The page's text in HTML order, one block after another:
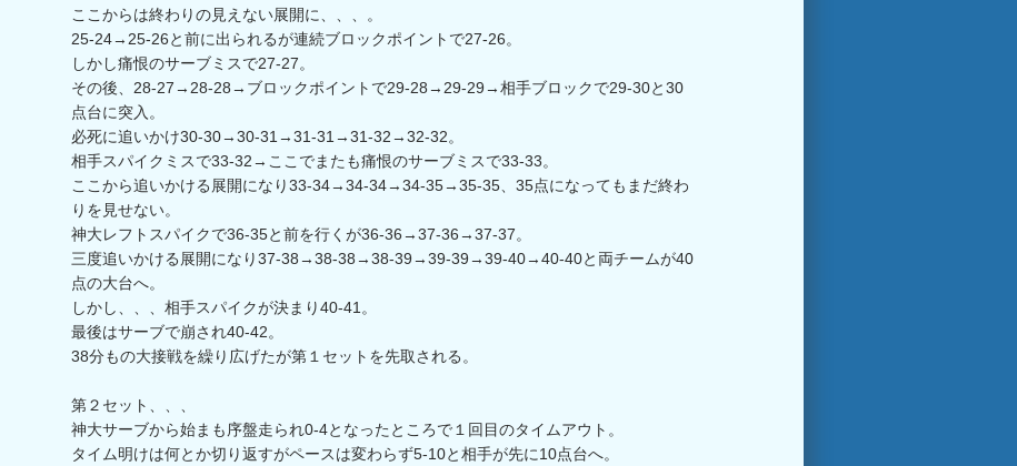
ここからは終わりの見えない展開に、、、。
25-24→25-26と前に出られるが連続ブロックポイントで27-26。
しかし痛恨のサーブミスで27-27。
その後、28-27→28-28→ブロックポイントで29-28→29-29→相手ブロックで29-30と30
点台に突入。
必死に追いかけ30-30→30-31→31-31→31-32→32-32。
相手スパイクミスで33-32→ここでまたも痛恨のサーブミスで33-33。
ここから追いかける展開になり33-34→34-34→34-35→35-35、35点になってもまだ終わ
りを見せない。
神大レフトスパイクで36-35と前を行くが36-36→37-36→37-37。
三度追いかける展開になり37-38→38-38→38-39→39-39→39-40→40-40と両チームが40
点の大台へ。
しかし、、、相手スパイクが決まり40-41。
最後はサーブで崩され40-42。
38分もの大接戦を繰り広げたが第１セットを先取される。
第２セット、、、
神大サーブから始まも序盤走られ0-4となったところで１回目のタイムアウト。
タイム明けは何とか切り返すがペースは変わらず5-10と相手が先に10点台へ。